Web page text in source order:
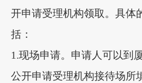
开申请受理机构领取。具体
括：
1.现场申请。申请人可以到
公开申请受理机构接待场所